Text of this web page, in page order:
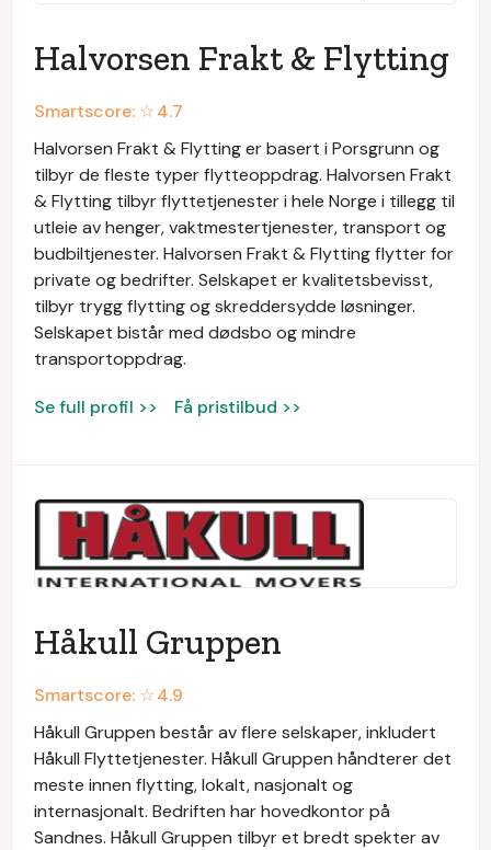
Halvorsen Frakt & Flytting
Smartscore: ☆4.7
Halvorsen Frakt & Flytting er basert i Porsgrunn og
tilbyr de fleste typer flytteoppdrag. Halvorsen Frakt
& Flytting tilbyr flyttetjenester i hele Norge i tillegg til
utleie av henger, vaktmestertjenester, transport og
budbiltjenester. Halvorsen Frakt & Flytting flytter for
private og bedrifter. Selskapet er kvalitetsbevisst,
tilbyr trygg flytting og skreddersydde løsninger.
Selskapet bistår med dødsbo og mindre
transportoppdrag.
Se full profil >> Få pristilbud >>
Håkull Gruppen
Smartscore: ☆4.9
Håkull Gruppen består av flere selskaper, inkludert
Håkull Flyttetjenester. Håkull Gruppen håndterer det
meste innen flytting, lokalt, nasjonalt og
internasjonalt. Bedriften har hovedkontor på
Sandnes. Håkull Gruppen tilbyr et bredt spekter av